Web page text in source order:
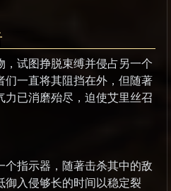
试图挣脱束缚并侵占另一个
一直将其阻挡在外，但随著
已消磨殆尽，迫使艾里丝召
指示器，随著击杀其中的敌
御入侵够长的时间以稳定裂